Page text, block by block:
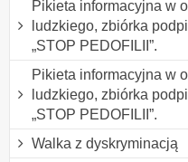
Pikieta informacyjna w
ludzkiego, zbiórka
„STOP PEDOFILII”.
Pikieta informacyjna w
ludzkiego, zbiórka
„STOP PEDOFILII”.
Walka z dyskryminacją